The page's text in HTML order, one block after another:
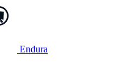
Endura